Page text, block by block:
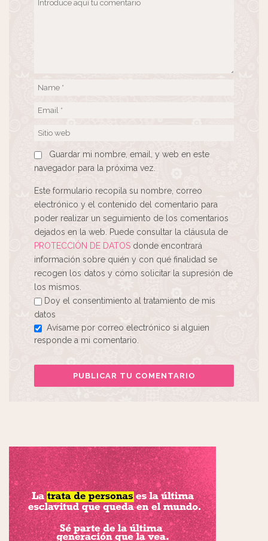
Guardar mi nombre, email, y web en este
navegador para la próxima vez.
Este formulario recopila su nombre, correo
electrónico y el contenido del comentario para
poder realizar un seguimiento de los comentarios
dejados en la web. Puede consultar la cláusula de
PROTECCIÓN DE DATOS donde encontrará
información sobre quién y con qué finalidad se
recogen los datos y cómo solicitar la supresión de
los mismos.
Doy el consentimiento al tratamiento de mis
datos
Avísame por correo electrónico si alguien
responde a mi comentario.